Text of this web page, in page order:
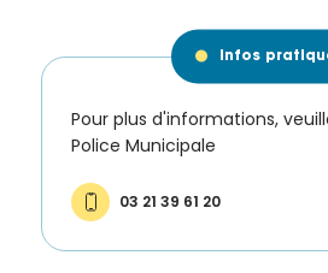
Infos
Pour plus d'informations,
Police Municipale
03 21 39 61 20
et